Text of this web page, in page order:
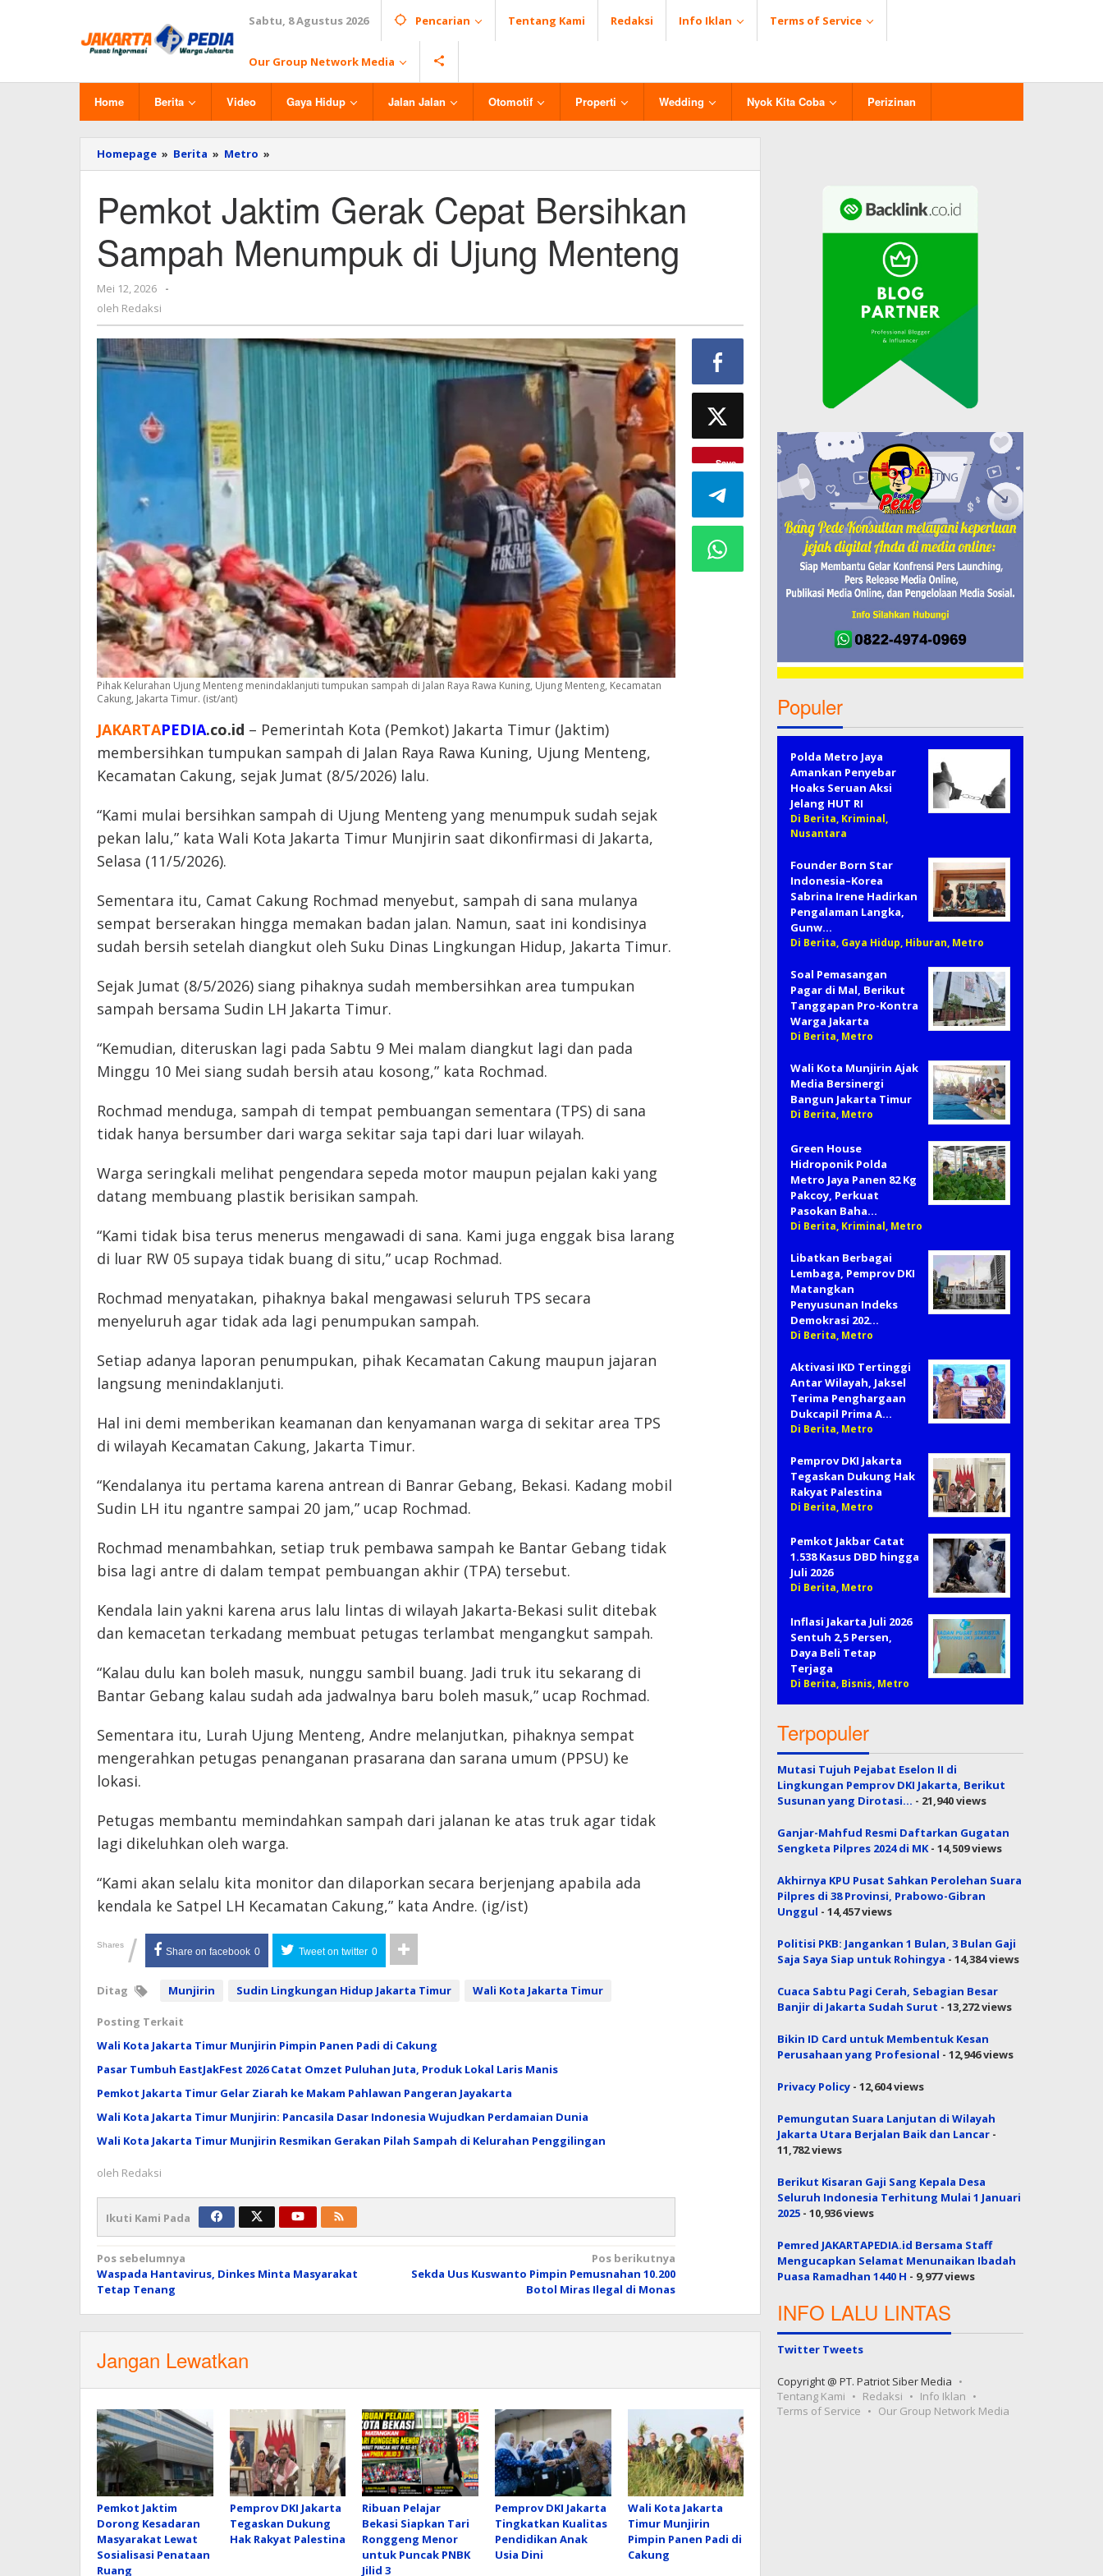
Sabtu, 8 Agustus 2026 Pencarian Tentang Kami Redaksi Info Iklan Terms of Service
Our Group Network Media
Home Berita Video Gaya Hidup Jalan Jalan Otomotif Properti Wedding Nyok Kita Coba Perizinan
Homepage » Berita » Metro »
Jaktim
Cepat
Bersihkan
Menumpuk
di
Pemkot Jaktim Gerak Cepat Bersihkan
Sampah Menumpuk di Ujung Menteng
Mei 12, 2026
oleh
-
oleh Redaksi
Pihak Kelurahan Ujung Menteng menindaklanjuti tumpukan sampah di Jalan Raya Rawa Kuning, Ujung Menteng, Kecamatan
Cakung, Jakarta Timur. (ist/ant)
JAKARTAPEDIA.co.id – Pemerintah Kota (Pemkot) Jakarta Timur (Jaktim)
membersihkan tumpukan sampah di Jalan Raya Rawa Kuning, Ujung Menteng,
Kecamatan Cakung, sejak Jumat (8/5/2026) lalu.
“Kami mulai bersihkan sampah di Ujung Menteng yang menumpuk sudah sejak
pekan lalu,” kata Wali Kota Jakarta Timur Munjirin saat dikonfirmasi di Jakarta,
Selasa (11/5/2026).
Sementara itu, Camat Cakung Rochmad menyebut, sampah di sana mulanya
sempat berserakan hingga memakan badan jalan. Namun, saat ini kondisinya
sudah bersih setelah diangkut oleh Suku Dinas Lingkungan Hidup, Jakarta Timur.
Sejak Jumat (8/5/2026) siang pihaknya sudah membersihkan area tumpukan
sampah bersama Sudin LH Jakarta Timur.
“Kemudian, diteruskan lagi pada Sabtu 9 Mei malam diangkut lagi dan pada
Minggu 10 Mei siang sudah bersih atau kosong,” kata Rochmad.
Rochmad menduga, sampah di tempat pembuangan sementara (TPS) di sana
tidak hanya bersumber dari warga sekitar saja tapi dari luar wilayah.
Warga seringkali melihat pengendara sepeda motor maupun pejalan kaki yang
datang membuang plastik berisikan sampah.
“Kami tidak bisa terus menerus mengawadi di sana. Kami juga enggak bisa larang
di luar RW 05 supaya tidak buang di situ,” ucap Rochmad.
Rochmad menyatakan, pihaknya bakal mengawasi seluruh TPS secara
menyeluruh agar tidak ada lagi penumpukan sampah.
Setiap adanya laporan penumpukan, pihak Kecamatan Cakung maupun jajaran
langsung menindaklanjuti.
Hal ini demi memberikan keamanan dan kenyamanan warga di sekitar area TPS
di wilayah Kecamatan Cakung, Jakarta Timur.
“Kendalanya itu pertama karena antrean di Banrar Gebang, Bekasi. Kadang mobil
Sudin LH itu ngantre sampai 20 jam,” ucap Rochmad.
Rochmad menambahkan, setiap truk pembawa sampah ke Bantar Gebang tidak
bisa lagi antre di dalam tempat pembuangan akhir (TPA) tersebut.
Kendala lain yakni karena arus lalu lintas di wilayah Jakarta-Bekasi sulit ditebak
dan kemacetan terkadang membuat petugas terlambat mengangkut sampah.
“Kalau dulu kan boleh masuk, nunggu sambil buang. Jadi truk itu sekarang di
Bantar Gebang kalau sudah ada jadwalnya baru boleh masuk,” ucap Rochmad.
Sementara itu, Lurah Ujung Menteng, Andre melanjutkan, pihaknya sempat
mengerahkan petugas penanganan prasarana dan sarana umum (PPSU) ke
lokasi.
Petugas membantu memindahkan sampah dari jalanan ke atas truk agar tidak
lagi dikeluhkan oleh warga.
“Kami akan selalu kita monitor dan dilaporkan secara berjenjang apabila ada
kendala ke Satpel LH Kecamatan Cakung,” kata Andre. (ig/ist)
Shares / Share on facebook 0 Tweet on twitter 0
Ditag Munjirin Sudin Lingkungan Hidup Jakarta Timur Wali Kota Jakarta Timur
Posting Terkait
Wali Kota Jakarta Timur Munjirin Pimpin Panen Padi di Cakung
Pasar Tumbuh EastJakFest 2026 Catat Omzet Puluhan Juta, Produk Lokal Laris Manis
Pemkot Jakarta Timur Gelar Ziarah ke Makam Pahlawan Pangeran Jayakarta
Wali Kota Jakarta Timur Munjirin: Pancasila Dasar Indonesia Wujudkan Perdamaian Dunia
Wali Kota Jakarta Timur Munjirin Resmikan Gerakan Pilah Sampah di Kelurahan Penggilingan
oleh Redaksi
Ikuti Kami Pada
Navigasi
pos
Pos sebelumnya
Waspada Hantavirus, Dinkes Minta Masyarakat
Tetap Tenang
Pos berikutnya
Sekda Uus Kuswanto Pimpin Pemusnahan 10.200
Botol Miras Ilegal di Monas
Save
Jangan Lewatkan
Pemkot Jaktim
Dorong Kesadaran
Masyarakat Lewat
Sosialisasi Penataan
Ruang
Pemprov DKI Jakarta
Tegaskan Dukung
Hak Rakyat Palestina
Ribuan Pelajar
Bekasi Siapkan Tari
Ronggeng Menor
untuk Puncak PNBK
Jilid 3
Pemprov DKI Jakarta
Tingkatkan Kualitas
Pendidikan Anak
Usia Dini
Wali Kota Jakarta
Timur Munjirin
Pimpin Panen Padi di
Cakung
Populer
Polda Metro Jaya
Amankan Penyebar
Hoaks Seruan Aksi
Jelang HUT RI
Di Berita, Kriminal,
Nusantara
Founder Born Star
Indonesia–Korea
Sabrina Irene Hadirkan
Pengalaman Langka,
Gunw…
Di Berita, Gaya Hidup, Hiburan, Metro
Soal Pemasangan
Pagar di Mal, Berikut
Tanggapan Pro-Kontra
Warga Jakarta
Di Berita, Metro
Wali Kota Munjirin Ajak
Media Bersinergi
Bangun Jakarta Timur
Di Berita, Metro
Green House
Hidroponik Polda
Metro Jaya Panen 82 Kg
Pakcoy, Perkuat
Pasokan Baha…
Di Berita, Kriminal, Metro
Libatkan Berbagai
Lembaga, Pemprov DKI
Matangkan
Penyusunan Indeks
Demokrasi 202…
Di Berita, Metro
Aktivasi IKD Tertinggi
Antar Wilayah, Jaksel
Terima Penghargaan
Dukcapil Prima A…
Di Berita, Metro
Pemprov DKI Jakarta
Tegaskan Dukung Hak
Rakyat Palestina
Di Berita, Metro
Pemkot Jakbar Catat
1.538 Kasus DBD hingga
Juli 2026
Di Berita, Metro
Inflasi Jakarta Juli 2026
Sentuh 2,5 Persen,
Daya Beli Tetap
Terjaga
Di Berita, Bisnis, Metro
Terpopuler
Mutasi Tujuh Pejabat Eselon II di
Lingkungan Pemprov DKI Jakarta, Berikut
Susunan yang Dirotasi… - 21,940 views
Ganjar-Mahfud Resmi Daftarkan Gugatan
Sengketa Pilpres 2024 di MK- 14,509 views
Akhirnya KPU Pusat Sahkan Perolehan Suara
Pilpres di 38 Provinsi, Prabowo-Gibran
Unggul - 14,457 views
Politisi PKB: Jangankan 1 Bulan, 3 Bulan Gaji
Saja Saya Siap untuk Rohingya - 14,384 views
Cuaca Sabtu Pagi Cerah, Sebagian Besar
Banjir di Jakarta Sudah Surut - 13,272 views
Bikin ID Card untuk Membentuk Kesan
Perusahaan yang Profesional - 12,946 views
Privacy Policy - 12,604 views
Pemungutan Suara Lanjutan di Wilayah
Jakarta Utara Berjalan Baik dan Lancar -
11,782 views
Berikut Kisaran Gaji Sang Kepala Desa
Seluruh Indonesia Terhitung Mulai 1 Januari
2025 - 10,936 views
Pemred JAKARTAPEDIA.id Bersama Staff
Mengucapkan Selamat Menunaikan Ibadah
Puasa Ramadhan 1440 H - 9,977 views
INFO LALU LINTAS
Twitter Tweets
Copyright @ PT. Patriot Siber Media
Tentang Kami
Redaksi
Info Iklan
Terms of Service
Our Group Network Media